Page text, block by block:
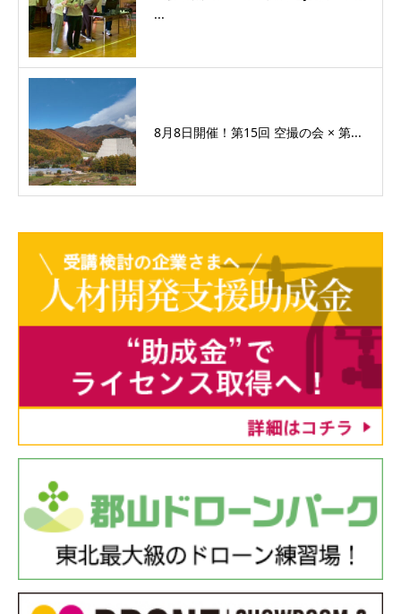
...
8月8日開催！第15回 空撮の会 × 第...